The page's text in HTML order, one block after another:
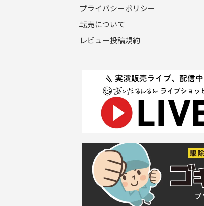
プライバシーポリシー
転売について
レビュー投稿規約